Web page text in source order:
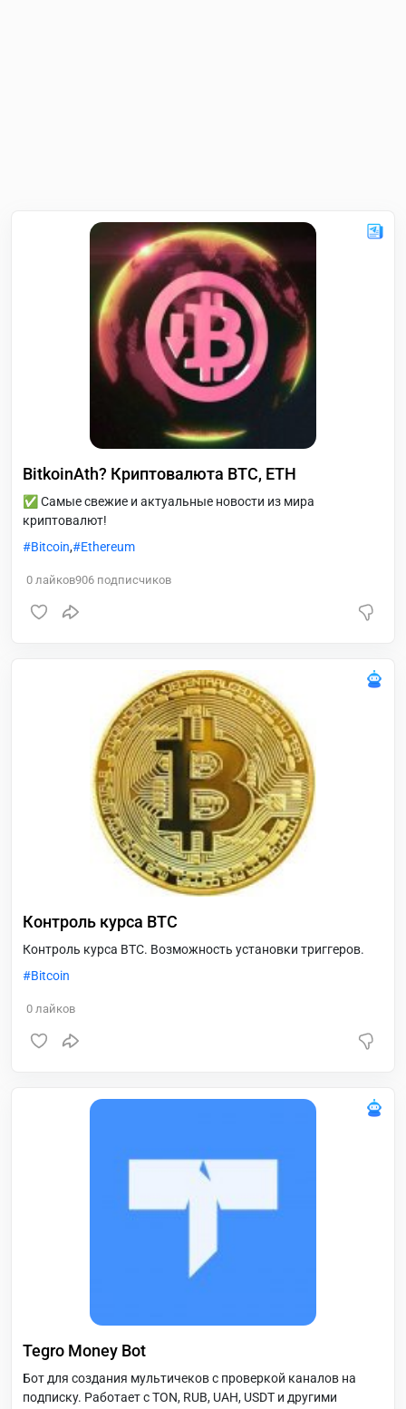
BitkoinAth? Криптовалюта BTC, ETH
✅ Самые свежие и актуальные новости из мира
криптовалют!
Bitcoin, Ethereum
0 лайков906 подписчиков
Контроль курса BTC
Контроль курса BTC. Возможность установки триггеров.
Bitcoin
0 лайков
Tegro Money Bot
Бот для создания мультичеков с проверкой каналов на
подписку. Работает с TON, RUB, UAH, USDT и другими